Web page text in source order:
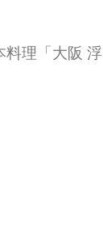
料理「大阪 浮